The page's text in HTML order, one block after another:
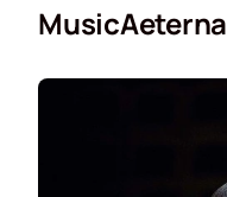
MusicAeterna